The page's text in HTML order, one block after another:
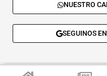
NUESTRO
SEGUINOS